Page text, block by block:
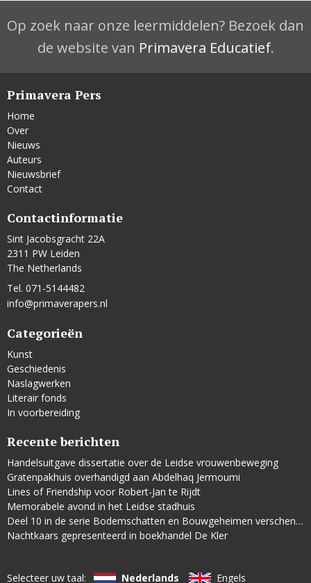
Op zoek naar onze leermiddelen? Bezoek dan
de website van Primavera Educatief.
Primavera Pers
Home
Over
Nieuws
Auteurs
Nieuwsbrief
Contact
Contactinformatie
Sint Jacobsgracht 22A
2311 PW Leiden
The Netherlands
Tel. 071-5144482
info@primaverapers.nl
Categorieën
Kunst
Geschiedenis
Naslagwerken
Literair fonds
In voorbereiding
Recente berichten
Handelsuitgave dissertatie over de Leidse vrouwenbeweging
Gratenpakhuis overhandigd aan Abdelhaq Jermoumi
Lines of Friendship voor Robert-Jan te Rijdt
Memorabele avond in het Leidse stadhuis
Deel 10 in de serie Bodemschatten en Bouwgeheimen verschenen
Nachtkaars gepresenteerd in boekhandel De Kler
Selecteer uw taal: Nederlands Engels